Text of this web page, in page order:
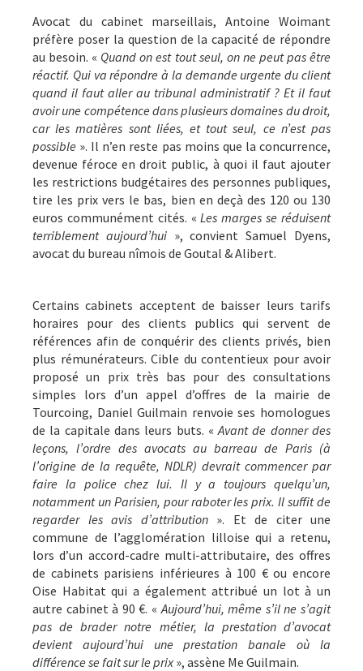
Avocat du cabinet marseillais, Antoine Woimant
préfère poser la question de la capacité de répondre
au besoin. « Quand on est tout seul, on ne peut pas être
réactif. Qui va répondre à la demande urgente du client
quand il faut aller au tribunal administratif ? Et il faut
avoir une compétence dans plusieurs domaines du droit,
car les matières sont liées, et tout seul, ce n’est pas
possible ». Il n’en reste pas moins que la concurrence,
devenue féroce en droit public, à quoi il faut ajouter
les restrictions budgétaires des personnes publiques,
tire les prix vers le bas, bien en deçà des 120 ou 130
euros communément cités. «Les marges se réduisent
terriblement aujourd’hui», convient Samuel Dyens,
avocat du bureau nîmois de Goutal & Alibert.
Certains cabinets acceptent de baisser leurs tarifs
horaires pour des clients publics qui servent de
références afin de conquérir des clients privés, bien
plus rémunérateurs. Cible du contentieux pour avoir
proposé un prix très bas pour des consultations
simples lors d’un appel d’offres de la mairie de
Tourcoing, Daniel Guilmain renvoie ses homologues
de la capitale dans leurs buts. «Avant de donner des
leçons, l’ordre des avocats au barreau de Paris (à
l’origine de la requête, NDLR) devrait commencer par
faire la police chez lui. Il y a toujours quelqu’un,
notamment un Parisien, pour raboter les prix. Il suffit de
regarder les avis d’attribution». Et de citer une
commune de l’agglomération lilloise qui a retenu,
lors d’un accord-cadre multi-attributaire, des offres
de cabinets parisiens inférieures à 100 € ou encore
Oise Habitat qui a également attribué un lot à un
autre cabinet à 90 €. « Aujourd’hui, même s’il ne s’agit
pas de brader notre métier, la prestation d’avocat
devient aujourd’hui une prestation banale où la
différence se fait sur le prix», assène Me Guilmain.